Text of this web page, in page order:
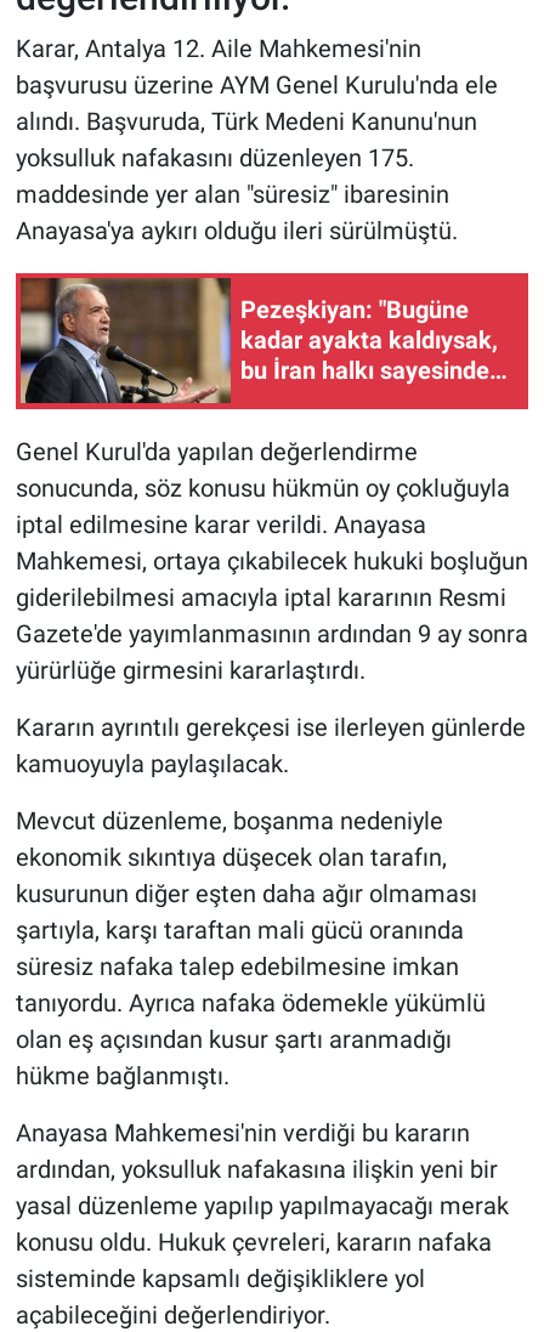
Karar, Antalya 12. Aile Mahkemesi'nin
başvurusu üzerine AYM Genel Kurulu'nda ele
alındı. Başvuruda, Türk Medeni Kanunu'nun
yoksulluk nafakasını düzenleyen 175.
maddesinde yer alan "süresiz" ibaresinin
Anayasa'ya aykırı olduğu ileri sürülmüştü.
Pezeşkiyan: "Bugüne
kadar ayakta kaldıysak,
bu İran halkı sayesinde
Genel Kurul'da yapılan değerlendirme
sonucunda, söz konusu hükmün oy çokluğuyla
iptal edilmesine karar verildi. Anayasa
Mahkemesi, ortaya çıkabilecek hukuki boşluğun
giderilebilmesi amacıyla iptal kararının Resmi
Gazete'de yayımlanmasının ardından 9 ay sonra
yürürlüğe girmesini kararlaştırdı.
Kararın ayrıntılı gerekçesi ise ilerleyen günlerde
kamuoyuyla paylaşılacak.
Mevcut düzenleme, boşanma nedeniyle
ekonomik sıkıntıya düşecek olan tarafın,
kusurunun diğer eşten daha ağır olmaması
şartıyla, karşı taraftan mali gücü oranında
süresiz nafaka talep edebilmesine imkan
tanıyordu. Ayrıca nafaka ödemekle yükümlü
olan eş açısından kusur şartı aranmadığı
hükme bağlanmıştı.
Anayasa Mahkemesi'nin verdiği bu kararın
ardından, yoksulluk nafakasına ilişkin yeni bir
yasal düzenleme yapılıp yapılmayacağı merak
konusu oldu. Hukuk çevreleri, kararın nafaka
sisteminde kapsamlı değişikliklere yol
açabileceğini değerlendiriyor.